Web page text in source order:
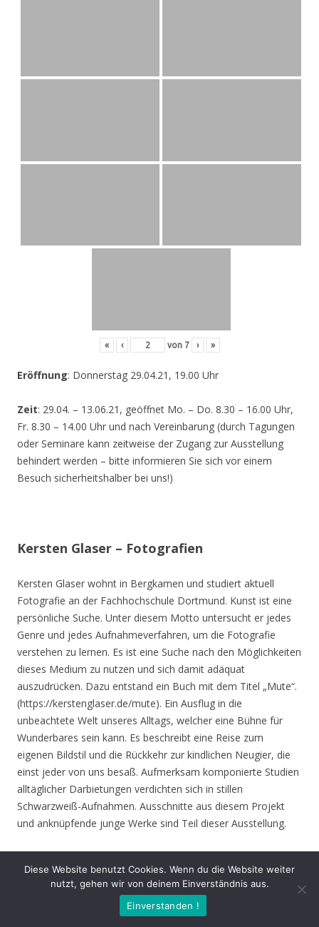
« ‹ von 7 › »
Eröffnung: Donnerstag 29.04.21, 19.00 Uhr
Zeit: 29.04. – 13.06.21, geöffnet Mo. – Do. 8.30 – 16.00 Uhr,
Fr. 8.30 – 14.00 Uhr und nach Vereinbarung (durch Tagungen
oder Seminare kann zeitweise der Zugang zur Ausstellung
behindert werden – bitte informieren Sie sich vor einem
Besuch sicherheitshalber bei uns!)
Kersten Glaser – Fotografien
Kersten Glaser wohnt in Bergkamen und studiert aktuell
Fotografie an der Fachhochschule Dortmund. Kunst ist eine
persönliche Suche. Unter diesem Motto untersucht er jedes
Genre und jedes Aufnahmeverfahren, um die Fotografie
verstehen zu lernen. Es ist eine Suche nach den Möglichkeiten
dieses Medium zu nutzen und sich damit adäquat
auszudrücken. Dazu entstand ein Buch mit dem Titel „Mute“.
(https://kerstenglaser.de/mute). Ein Ausflug in die
unbeachtete Welt unseres Alltags, welcher eine Bühne für
Wunderbares sein kann. Es beschreibt eine Reise zum
eigenen Bildstil und die Rückkehr zur kindlichen Neugier, die
einst jeder von uns besaß. Aufmerksam komponierte Studien
alltäglicher Darbietungen verdichten sich in stillen
Schwarzweiß-Aufnahmen. Ausschnitte aus diesem Projekt
und anknüpfende junge Werke sind Teil dieser Ausstellung.
: 17.06. – 01.08.21, geöffnet Mo. – Do. 8.30 – 16.00 Uhr,
Fr. 8.30 – 14.00 Uhr und nach Vereinbarung (durch Tagungen
Diese Website benutzt Cookies. Wenn du die Website weiter
nutzt, gehen wir von deinem Einverständnis aus.
Einverstanden !